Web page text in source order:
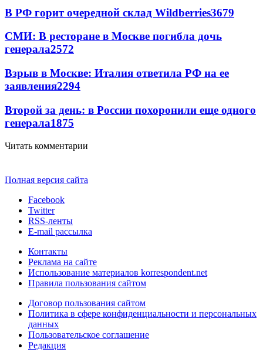
В РФ горит очередной склад Wildberries3679
СМИ: В ресторане в Москве погибла дочь
генерала2572
Взрыв в Москве: Италия ответила РФ на ее
заявления2294
Второй за день: в России похоронили еще одного
генерала1875
Читать комментарии
Полная версия сайта
Facebook
Twitter
RSS-ленты
E-mail рассылка
Контакты
Реклама на сайте
Использование материалов korrespondent.net
Правила пользования сайтом
Договор пользования сайтом
Политика в сфере конфиденциальности и персональных
данных
Пользовательское соглашение
Редакция